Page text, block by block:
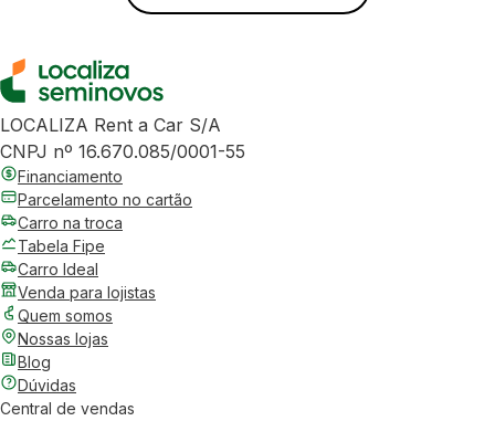
LOCALIZA Rent a Car S/A
CNPJ nº 16.670.085/0001-55
Financiamento
Parcelamento no cartão
Carro na troca
Tabela Fipe
Carro Ideal
Venda para lojistas
Quem somos
Nossas lojas
Blog
Dúvidas
Central de vendas